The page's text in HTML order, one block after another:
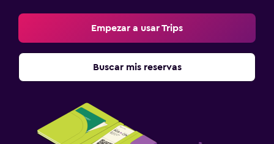
Empezar a usar Trips
Buscar mis reservas